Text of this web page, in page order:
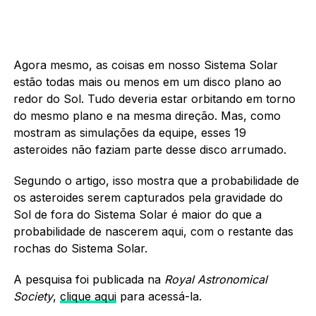
Agora mesmo, as coisas em nosso Sistema Solar
estão todas mais ou menos em um disco plano ao
redor do Sol. Tudo deveria estar orbitando em torno
do mesmo plano e na mesma direção. Mas, como
mostram as simulações da equipe, esses 19
asteroides não faziam parte desse disco arrumado.
Segundo o artigo, isso mostra que a probabilidade de
os asteroides serem capturados pela gravidade do
Sol de fora do Sistema Solar é maior do que a
probabilidade de nascerem aqui, com o restante das
rochas do Sistema Solar.
A pesquisa foi publicada naRoyal Astronomical
Society, clique aquipara acessá-la.